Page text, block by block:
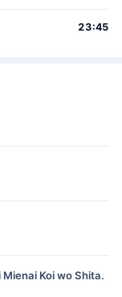
23:45
Koi wo Shita.